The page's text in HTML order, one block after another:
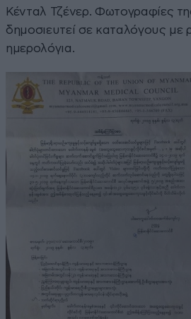
Κένταλ Τζένερ. Φωτογραφίες
δημοσιευτεί σε καταλόγους με
ημερολόγια.